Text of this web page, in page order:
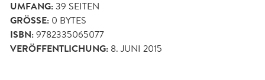
UMFANG:39 SEITEN
GRÖSSE: 0 BYTES
ISBN:9782335065077
VERÖFFENTLICHUNG: 8. JUNI 2015